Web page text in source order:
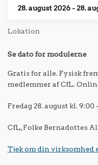
28. august 2026 - 28.
Lokation
Se dato for modulerne
Gratis for alle. Fysisk
medlemmer af CfL.
Fredag 28. august kl. 9:00
CfL, Folke Bernadottes
Tjek om din virksomhed